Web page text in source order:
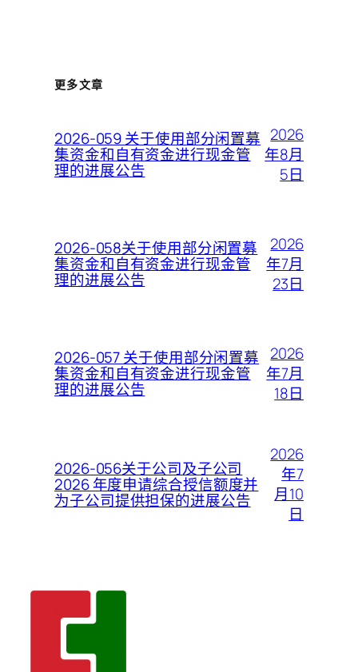
更多文章
2026-059 关于使用部分闲置募
集资金和自有资金进行现金管
理的进展公告
2026
年8月
5日
2026-058关于使用部分闲置募
集资金和自有资金进行现金管
理的进展公告
2026
年7月
23日
2026-057 关于使用部分闲置募
集资金和自有资金进行现金管
理的进展公告
2026
年7月
18日
2026-056关于公司及子公司
2026 年度申请综合授信额度并
为子公司提供担保的进展公告
2026
年7
月10
日